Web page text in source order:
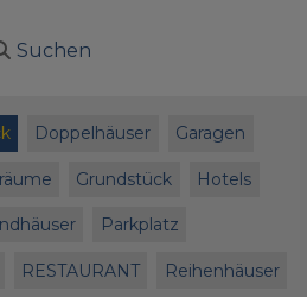
Suchen
Doppelhäuser Garagen
Grundstück Hotels
Parkplatz
RESTAURANT Reihenhäuser